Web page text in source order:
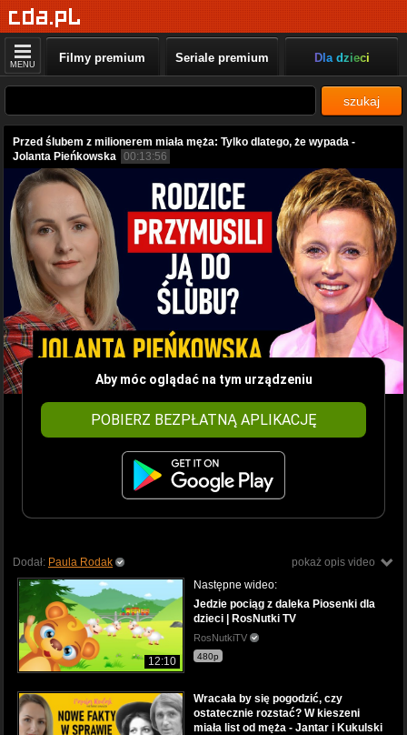
MENU Filmy premium Seriale premium Dla dzieci
szukaj
Przed ślubem z milionerem miała męża: Tylko dlatego, że wypada -
Jolanta Pieńkowska 00:13:56
Aby móc oglądać na tym urządzeniu
POBIERZ BEZPŁATNĄ APLIKACJĘ
pokaż opis video
Dodał: Paula Rodak
12:10
Następne wideo:
Jedzie pociąg z daleka Piosenki dla
dzieci | RosNutki TV
RosNutkiTV
480p
Wracała by się pogodzić, czy
ostatecznie rozstać? W kieszeni
miała list od męża - Jantar i Kukulski